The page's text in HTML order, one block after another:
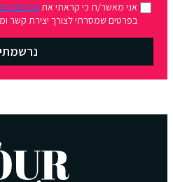
אני מאשר/ת כי קראתי אתמדיניות
בפרטים שמסרתי לצורך יצירת קשר
נרשמתי!